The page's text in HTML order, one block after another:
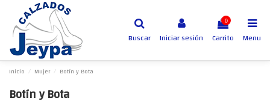
Buscar Iniciar sesión
0
Carrito Menu
Inicio Mujer Botín y Bota
Botín y Bota